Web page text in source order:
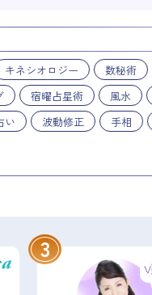
キネシオロジー 数秘術
宿曜占星術 風水
い 波動修正 手相
3